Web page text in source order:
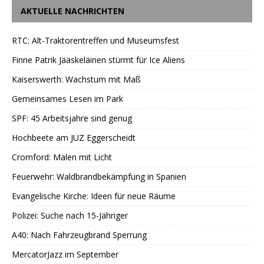
AKTUELLE NACHRICHTEN
RTC: Alt-Traktorentreffen und Museumsfest
Finne Patrik Jääskeläinen stürmt für Ice Aliens
Kaiserswerth: Wachstum mit Maß
Gemeinsames Lesen im Park
SPF: 45 Arbeitsjahre sind genug
Hochbeete am JUZ Eggerscheidt
Cromford: Malen mit Licht
Feuerwehr: Waldbrandbekämpfung in Spanien
Evangelische Kirche: Ideen für neue Räume
Polizei: Suche nach 15-Jähriger
A40: Nach Fahrzeugbrand Sperrung
MercatorJazz im September